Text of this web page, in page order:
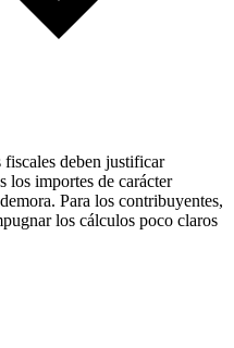
fiscales deben justificar
los importes de carácter
Para los contribuyentes,
los cálculos poco claros